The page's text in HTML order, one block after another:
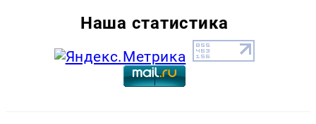
Наша статистика